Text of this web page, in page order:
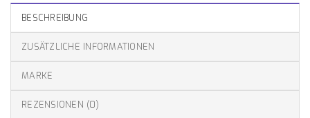
BESCHREIBUNG
ZUSÄTZLICHE INFORMATIONEN
MARKE
REZENSIONEN (0)